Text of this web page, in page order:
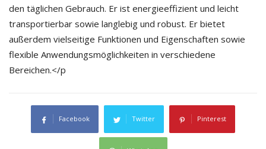
den täglichen Gebrauch. Er ist energieeffizient und leicht
transportierbar sowie langlebig und robust. Er bietet
außerdem vielseitige Funktionen und Eigenschaften sowie
flexible Anwendungsmöglichkeiten in verschiedene
Bereichen.</p
Facebook Twitter Pinterest